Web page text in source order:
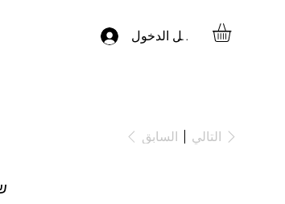
تسجيل الدخول
السابق التالي